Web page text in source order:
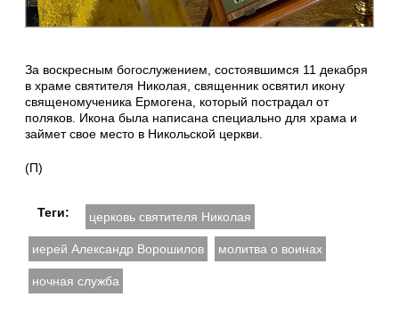
За воскресным богослужением, состоявшимся 11 декабря
в храме святителя Николая, священник освятил икону
священомученика Ермогена, который пострадал от
поляков. Икона была написана специально для храма и
займет свое место в Никольской церкви.
(П)
Теги: церковь святителя Николая
иерей Александр Ворошилов молитва о воинах
ночная служба